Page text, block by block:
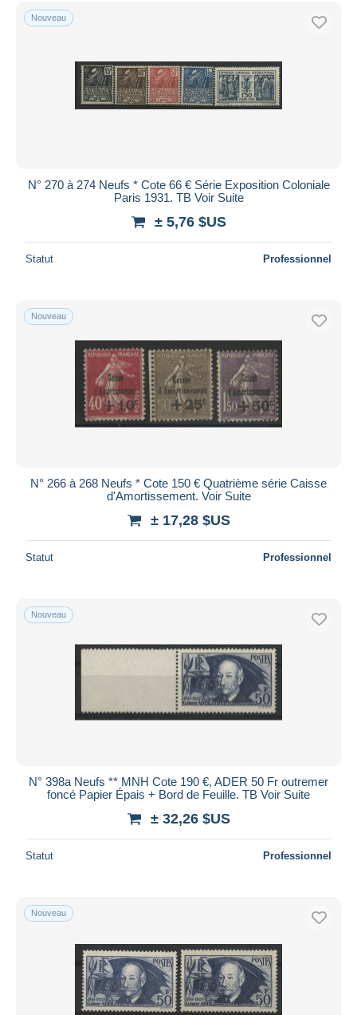
Nouveau
N° 270 à 274 Neufs * Cote 66 € Série Exposition Coloniale
Paris 1931. TB Voir Suite
± 5,76 $US
Statut Professionnel
Nouveau
N° 266 à 268 Neufs * Cote 150 € Quatrième série Caisse
d'Amortissement. Voir Suite
± 17,28 $US
Statut Professionnel
Nouveau
N° 398a Neufs ** MNH Cote 190 €, ADER 50 Fr outremer
foncé Papier Épais + Bord de Feuille. TB Voir Suite
± 32,26 $US
Statut Professionnel
Nouveau